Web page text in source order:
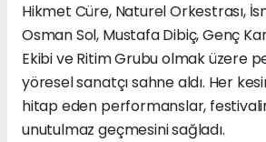
Hikmet Cüre, Naturel Orkestrası,
Osman Sol, Mustafa Dibiç, Genç
Ekibi ve Ritim Grubu olmak üzere
yöresel sanatçı sahne aldı. Her
hitap eden performanslar,
unutulmaz geçmesini sağladı.